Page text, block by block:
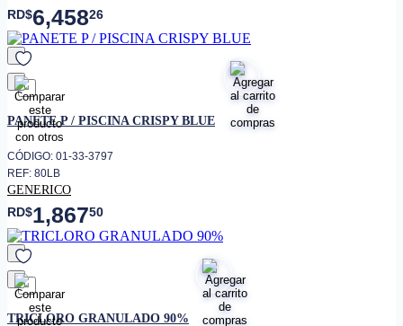
RD$6,45826
favorito
PANETE P / PISCINA CRISPY BLUE
CÓDIGO: 01-33-3797
REF: 80LB
GENERICO
RD$1,86750
favorito
TRICLORO GRANULADO 90%